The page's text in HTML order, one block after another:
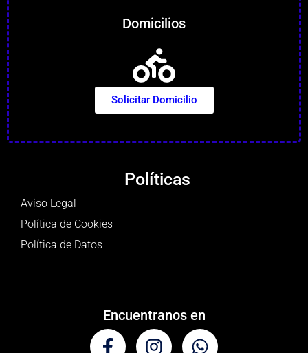
Domicilios
Solicitar Domicilio
Políticas
Aviso Legal
Política de Cookies
Política de Datos
Encuentranos en